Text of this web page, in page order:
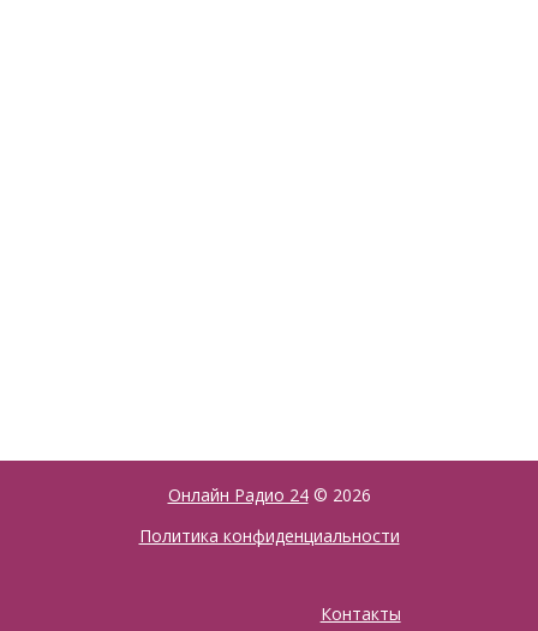
Онлайн Радио 24© 2026
Политика конфиденциальности
Контакты